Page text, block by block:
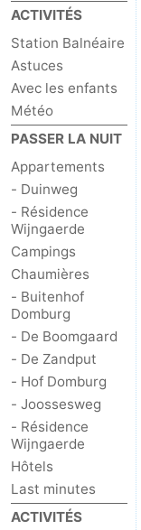
ACTIVITÉS
Station Balnéaire
Astuces
Avec les enfants
Météo
PASSER LA NUIT
Appartements
- Duinweg
- Résidence
Wijngaerde
Campings
Chaumières
- Buitenhof
Domburg
- De Boomgaard
- De Zandput
- Hof Domburg
- Joossesweg
- Résidence
Wijngaerde
Hôtels
Last minutes
ACTIVITÉS